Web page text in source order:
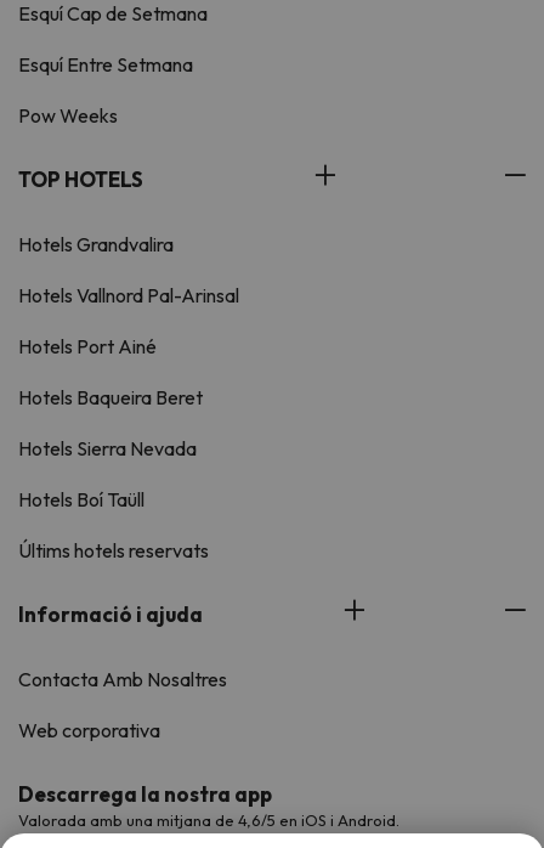
Esquí Cap de Setmana
Esquí Entre Setmana
Pow Weeks
TOP HOTELS
Hotels Grandvalira
Hotels Vallnord Pal-Arinsal
Hotels Port Ainé
Hotels Baqueira Beret
Hotels Sierra Nevada
Hotels Boí Taüll
Últims hotels reservats
Informació i ajuda
Contacta Amb Nosaltres
Web corporativa
Descarrega la nostra app
Valorada amb una mitjana de 4,6/5 en iOS i Android.